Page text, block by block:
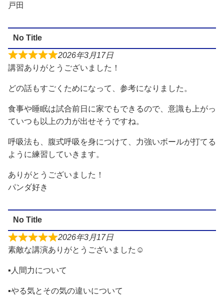
戸田
No Title
2026年3月17日
講習ありがとうございました！
どの話もすごくためになって、参考になりました。
食事や睡眠は試合前日に家でもできるので、意識も上がっ
ていつも以上の力が出せそうですね。
呼吸法も、腹式呼吸を身につけて、力強いボールが打てる
ように練習していきます。
ありがとうございました！
パンダ好き
No Title
2026年3月17日
素敵な講演ありがとうございました☺️
▪️人間力について
▪️やる気とその気の違いについて